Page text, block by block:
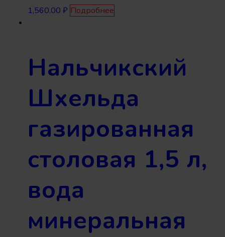
1,560.00 ₽ Подробнее
Нальчикский
Шхельда
газированная
столовая 1,5 л,
вода
минеральная